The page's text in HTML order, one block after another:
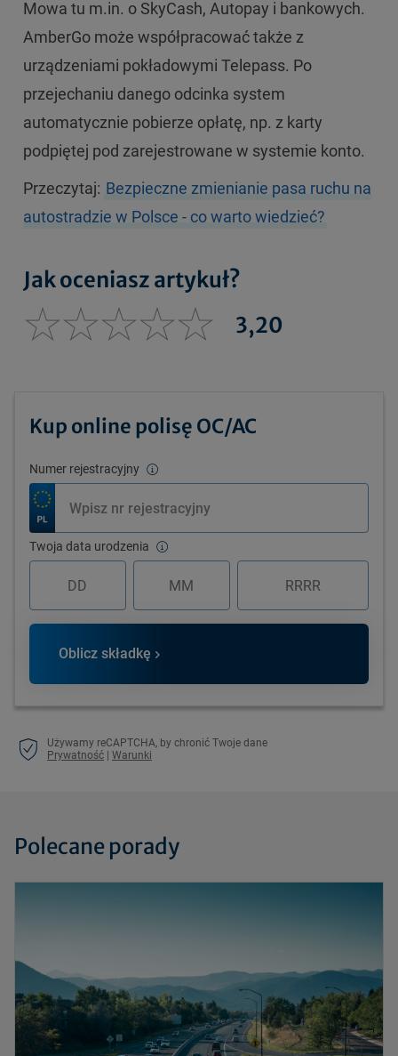
Mowa tu m.in. o SkyCash, Autopay i bankowych.
AmberGo może współpracować także z
urządzeniami pokładowymi Telepass. Po
przejechaniu danego odcinka system
automatycznie pobierze opłatę, np. z karty
podpiętej pod zarejestrowane w systemie konto.
Przeczytaj: Bezpieczne zmienianie pasa ruchu na
autostradzie w Polsce - co warto wiedzieć?
Jak oceniasz artykuł?
3,20
Kup online polisę OC/AC
Numer rejestracyjny
Twoja data urodzenia
Oblicz składkę
Używamy reCAPTCHA, by chronić Twoje dane
Prywatność
Warunki
Polecane porady